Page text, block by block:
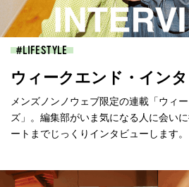
LIFESTYLE
ウィークエンド・イン
メンズノンノウェブ限定の連載「ウィ
ズ」。編集部がいま気になる人に会い
ートまでじっくりインタビューします。